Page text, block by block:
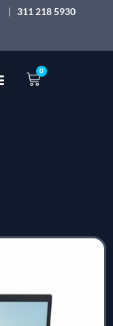
| 311 218 5930
0